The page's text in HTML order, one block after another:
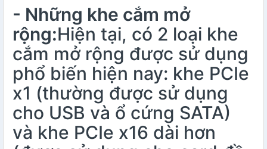
- Những khe cắm mở
rộng:Hiện tại, có 2 loại khe
cắm mở rộng được sử dụng
phổ biến hiện nay: khe PCIe
x1 (thường được sử dụng
cho USB và ổ cứng SATA)
và khe PCIe x16 dài hơn